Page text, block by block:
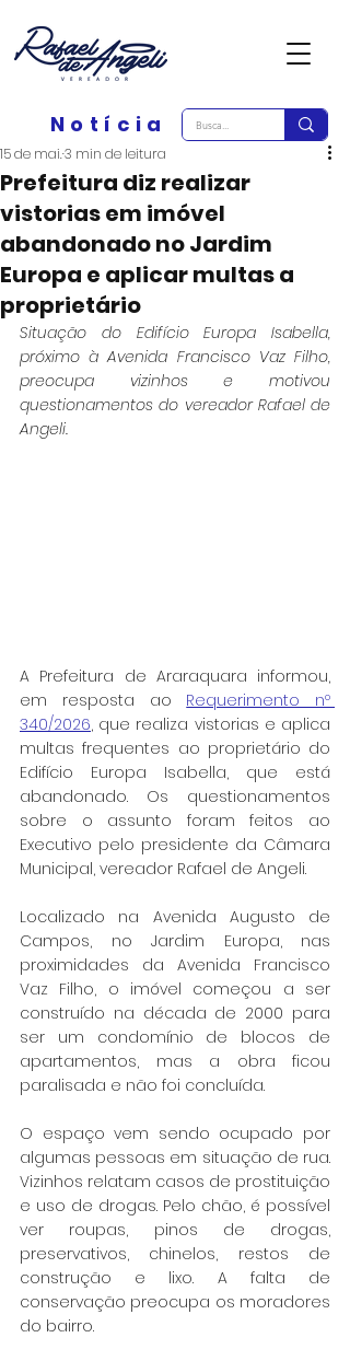
Notícia
Prefeitura diz realizar
vistorias em imóvel
abandonado no Jardim
Europa e aplicar multas a
proprietário
15 de mai.3 min de leitura
Situação do Edifício Europa Isabella,
próximo à Avenida Francisco Vaz Filho,
preocupa vizinhos e motivou
questionamentos do vereador Rafael de
Angeli.
A Prefeitura de Araraquara informou,
em resposta ao Requerimento nº
340/2026, que realiza vistorias e aplica
multas frequentes ao proprietário do
Edifício Europa Isabella, que está
abandonado. Os questionamentos
sobre o assunto foram feitos ao
Executivo pelo presidente da Câmara
Municipal, vereador Rafael de Angeli.
Localizado na Avenida Augusto de
Campos, no Jardim Europa, nas
proximidades da Avenida Francisco
Vaz Filho, o imóvel começou a ser
construído na década de 2000 para
ser um condomínio de blocos de
apartamentos, mas a obra ficou
paralisada e não foi concluída.
O espaço vem sendo ocupado por
algumas pessoas em situação de rua.
Vizinhos relatam casos de prostituição
e uso de drogas. Pelo chão, é possível
ver roupas, pinos de drogas,
preservativos, chinelos, restos de
construção e lixo. A falta de
conservação preocupa os moradores
do bairro.